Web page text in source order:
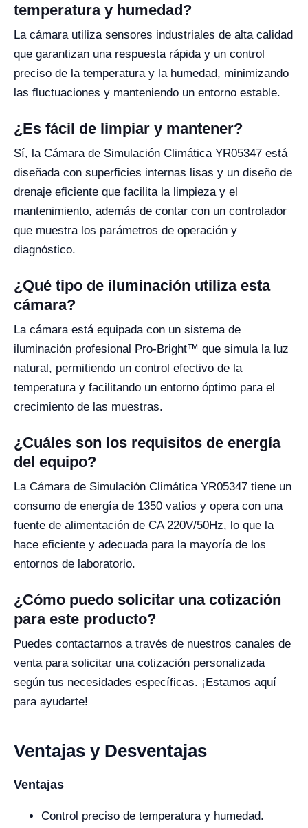
temperatura y humedad?
La cámara utiliza sensores industriales de alta calidad
que garantizan una respuesta rápida y un control
preciso de la temperatura y la humedad, minimizando
las fluctuaciones y manteniendo un entorno estable.
¿Es fácil de limpiar y mantener?
Sí, la Cámara de Simulación Climática YR05347 está
diseñada con superficies internas lisas y un diseño de
drenaje eficiente que facilita la limpieza y el
mantenimiento, además de contar con un controlador
que muestra los parámetros de operación y
diagnóstico.
¿Qué tipo de iluminación utiliza esta
cámara?
La cámara está equipada con un sistema de
iluminación profesional Pro-Bright™ que simula la luz
natural, permitiendo un control efectivo de la
temperatura y facilitando un entorno óptimo para el
crecimiento de las muestras.
¿Cuáles son los requisitos de energía
del equipo?
La Cámara de Simulación Climática YR05347 tiene un
consumo de energía de 1350 vatios y opera con una
fuente de alimentación de CA 220V/50Hz, lo que la
hace eficiente y adecuada para la mayoría de los
entornos de laboratorio.
¿Cómo puedo solicitar una cotización
para este producto?
Puedes contactarnos a través de nuestros canales de
venta para solicitar una cotización personalizada
según tus necesidades específicas. ¡Estamos aquí
para ayudarte!
Ventajas y Desventajas
Ventajas
Control preciso de temperatura y humedad.